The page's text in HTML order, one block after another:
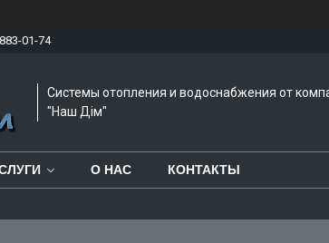
01-74
Системы отопления и водоснабжения от
"Наш Дім"
О НАС КОНТАКТЫ